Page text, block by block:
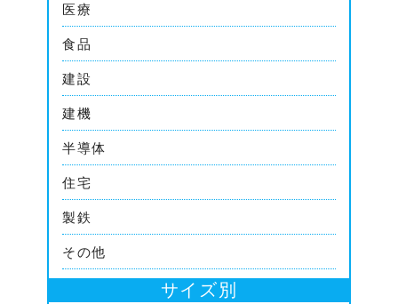
医療
食品
建設
建機
半導体
住宅
製鉄
その他
サイズ別